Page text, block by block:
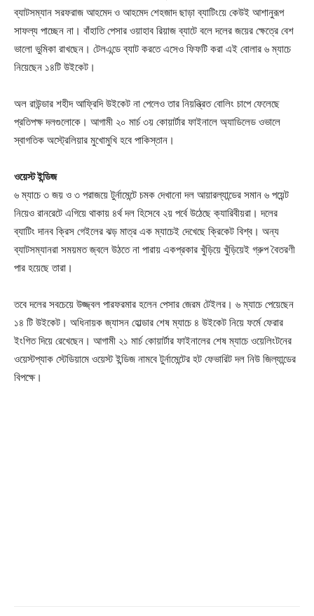
Champs21
Company
Contact us
Subscription Plans
ব্যাটসম্যান সরফরাজ আহমেদ ও আহমেদ শেহজাদ ছাড়া ব্যাটিংয়ে কেউই আশানুরূপ
সাফল্য পাচ্ছেন না। বাঁহাতি পেসার ওয়াহাব রিয়াজ ব্যাটে বলে দলের জয়ের ক্ষেত্রে বেশ
ভালো ভুমিকা রাখছেন। টেলএন্ডে ব্যাট করতে এসেও ফিফটি করা এই বোলার ৬ ম্যাচে
নিয়েছেন ১৪টি উইকেট।
অল রাউন্ডার শহীদ আফ্রিদি উইকেট না পেলেও তার নিয়ন্ত্রিত বোলিং চাপে ফেলেছে
প্রতিপক্ষ দলগুলোকে। আগামী ২০ মার্চ ৩য় কোয়ার্টার ফাইনালে অ্যাডিলেড ওভালে
স্বাগতিক অস্ট্রেলিয়ার মুখোমুখি হবে পাকিস্তান।
ওয়েস্ট ইন্ডিজ
৬ ম্যাচে ৩ জয় ও ৩ পরাজয়ে টুর্নামেন্টে চমক দেখানো দল আয়ারল্যান্ডের সমান ৬ পয়েন্ট
নিয়েও রানরেটে এগিয়ে থাকায় ৪র্থ দল হিসেবে ২য় পর্বে উঠেছে ক্যারিবীয়রা। দলের
ব্যাটিং দানব ক্রিস গেইলের ঝড় মাত্র এক ম্যাচেই দেখেছে ক্রিকেট বিশ্ব। অন্য
ব্যাটসম্যানরা সময়মত জ্বলে উঠতে না পারায় একপ্রকার খুঁড়িয়ে খুঁড়িয়েই গ্রুপ বৈতরণী
পার হয়েছে তারা।
তবে দলের সবচেয়ে উজ্জ্বল পারফরমার হলেন পেসার জেরম টেইলর। ৬ ম্যাচে পেয়েছেন
১৪ টি উইকেট। অধিনায়ক জ্যাসন হোল্ডার শেষ ম্যাচে ৪ উইকেট নিয়ে ফর্মে ফেরার
ইংগিত দিয়ে রেখেছেন। আগামী ২১ মার্চ কোয়ার্টার ফাইনালের শেষ ম্যাচে ওয়েলিংটনের
ওয়েস্টপ্যাক স্টেডিয়ামে ওয়েস্ট ইন্ডিজ নামবে টুর্নামেন্টের হট ফেভারিট দল নিউ জিল্যান্ডের
বিপক্ষে।